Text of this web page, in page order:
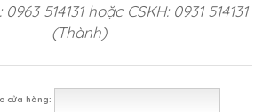
514131 hoặc CSKH: 0931 514131
(Thành)
cửa hàng: